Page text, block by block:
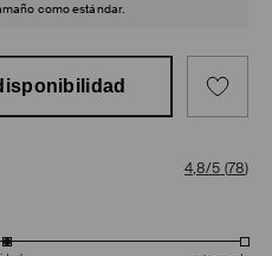
como estándar.
4,8/5 (78)